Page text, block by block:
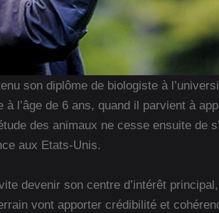
son diplôme de biologiste à
l’âge de 6 ans, quand il parvient à
des animaux ne cesse ensuite de
aux Etats-Unis.
devenir son centre d’intérêt
vont apporter crédibilité et